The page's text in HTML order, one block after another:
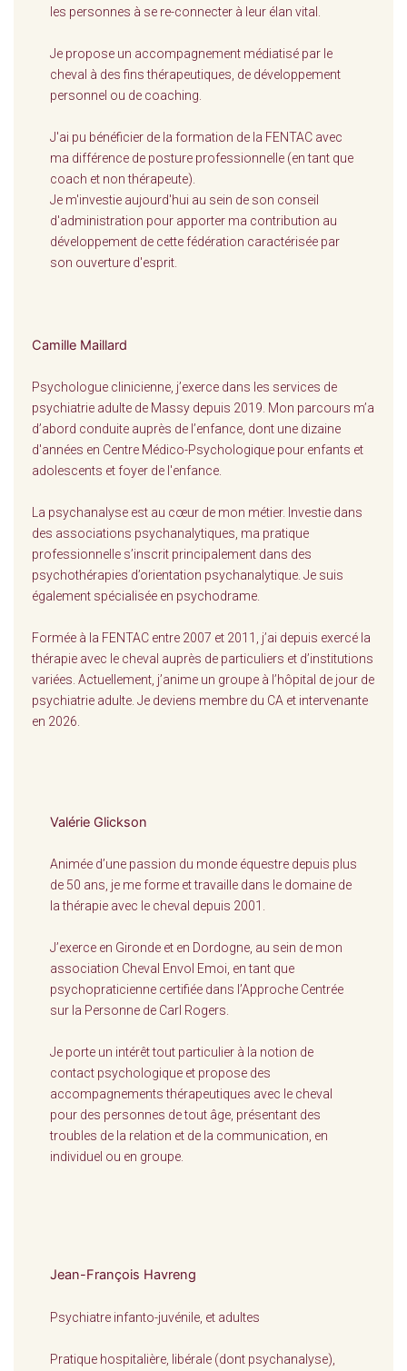
les personnes à se re-connecter à leur élan vital.
Je propose un accompagnement médiatisé par le
cheval à des fins thérapeutiques, de développement
personnel ou de coaching.
J'ai pu bénéficier de la formation de la FENTAC avec
ma différence de posture professionnelle (en tant que
coach et non thérapeute).
Je m'investie aujourd'hui au sein de son conseil
d'administration pour apporter ma contribution au
développement de cette fédération caractérisée par
son ouverture d'esprit.
Camille Maillard
Psychologue clinicienne, j’exerce dans les services de
psychiatrie adulte de Massy depuis 2019. Mon parcours m’a
d’abord conduite auprès de l’enfance, dont une dizaine
d'années en Centre Médico-Psychologique pour enfants et
adolescents et foyer de l'enfance.
La psychanalyse est au cœur de mon métier. Investie dans
des associations psychanalytiques, ma pratique
professionnelle s’inscrit principalement dans des
psychothérapies d’orientation psychanalytique. Je suis
également spécialisée en psychodrame.
Formée à la FENTAC entre 2007 et 2011, j’ai depuis exercé la
thérapie avec le cheval auprès de particuliers et d’institutions
variées. Actuellement, j’anime un groupe à l’hôpital de jour de
psychiatrie adulte. Je deviens membre du CA et intervenante
en 2026.
Valérie Glickson
Animée d’une passion du monde équestre depuis plus
de 50 ans, je me forme et travaille dans le domaine de
la thérapie avec le cheval depuis 2001.
J’exerce en Gironde et en Dordogne, au sein de mon
association Cheval Envol Emoi, en tant que
psychopraticienne certifiée dans l’Approche Centrée
sur la Personne de Carl Rogers.
Je porte un intérêt tout particulier à la notion de
contact psychologique et propose des
accompagnements thérapeutiques avec le cheval
pour des personnes de tout âge, présentant des
troubles de la relation et de la communication, en
individuel ou en groupe.
Jean-François Havreng
Psychiatre infanto-juvénile, et adultes
Pratique hospitalière, libérale (dont psychanalyse),